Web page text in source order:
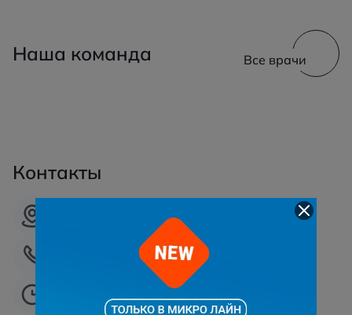
Наша команда Все врачи
Контакты
г. Сургут, ул. Профсоюзов, 5
+7 (3462)-55-55-99
Ежедневно: 09:00 - 18:00